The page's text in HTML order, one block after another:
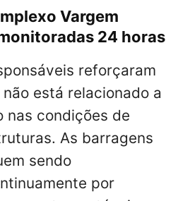
Vargem
24 horas
reforçaram
está relacionado a
nas condições de
As barragens
sendo
por